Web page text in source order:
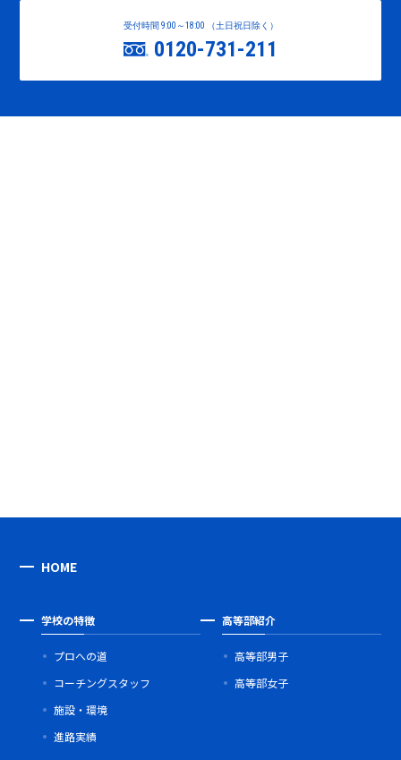
受付時間 9:00～18:00 （土日祝日除く）
0120-731-211
HOME
学校の特徴
プロへの道
コーチングスタッフ
施設・環境
進路実績
高等部紹介
高等部男子
高等部女子